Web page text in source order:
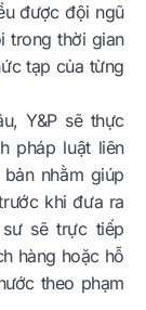
được đội ngũ
trong thời gian
tạp của từng
Y&P sẽ thực
pháp luật liên
nhằm giúp
khi đưa ra
sẽ trực tiếp
hàng hoặc hỗ
theo phạm